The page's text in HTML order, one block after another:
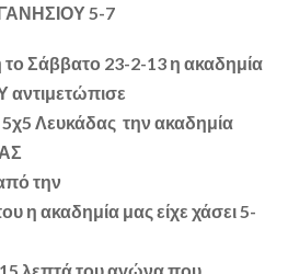
5-7
το Σάββατο 23-2-13 η ακαδημία
Λευκάδας την ακαδημία
την
η ακαδημία μας είχε χάσει 5-